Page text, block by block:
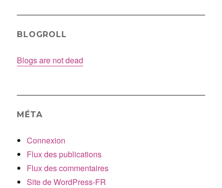
BLOGROLL
Blogs are not dead
MÉTA
Connexion
Flux des publications
Flux des commentaires
Site de WordPress-FR